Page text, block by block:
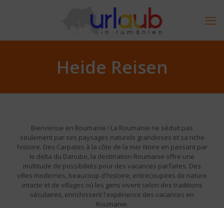
Heide Reisen
Bienvenue en Roumanie ! La Roumanie ne séduit pas
seulement par ses paysages naturels grandioses et sa riche
histoire. Des Carpates à la côte de la mer Noire en passant par
le delta du Danube, la destination Roumanie offre une
multitude de possibilités pour des vacances parfaites. Des
villes modernes, beaucoup d'histoire, entrecoupées de nature
intacte et de villages où les gens vivent selon des traditions
séculaires, enrichissent l'expérience des vacances en
Roumanie.